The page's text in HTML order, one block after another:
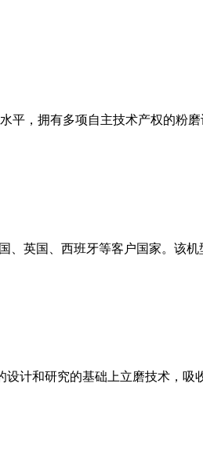
平，拥有多项自主技术产权的
、英国、西班牙等客户国家。该
计和研究的基础上立磨技术，